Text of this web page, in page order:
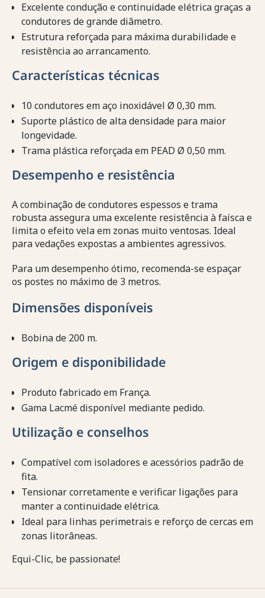
Excelente condução e continuidade elétrica graças a
condutores de grande diâmetro.
Estrutura reforçada para máxima durabilidade e
resistência ao arrancamento.
Características técnicas
10 condutores em aço inoxidável Ø 0,30 mm.
Suporte plástico de alta densidade para maior
longevidade.
Trama plástica reforçada em PEAD Ø 0,50 mm.
Desempenho e resistência
A combinação de condutores espessos e trama
robusta assegura uma excelente resistência à faísca e
limita o efeito vela em zonas muito ventosas. Ideal
para vedações expostas a ambientes agressivos.
Para um desempenho ótimo, recomenda-se espaçar
os postes no máximo de 3 metros.
Dimensões disponíveis
Bobina de 200 m.
Origem e disponibilidade
Produto fabricado em França.
Gama Lacmé disponível mediante pedido.
Utilização e conselhos
Compatível com isoladores e acessórios padrão de
fita.
Tensionar corretamente e verificar ligações para
manter a continuidade elétrica.
Ideal para linhas perimetrais e reforço de cercas em
zonas litorâneas.
Equi-Clic, be passionate!